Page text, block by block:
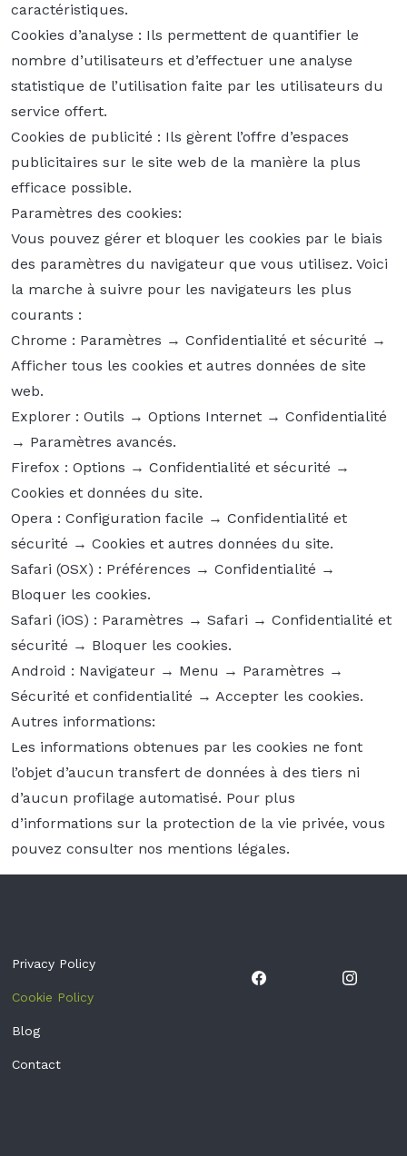
caractéristiques.
Cookies d’analyse : Ils permettent de quantifier le
nombre d’utilisateurs et d’effectuer une analyse
statistique de l’utilisation faite par les utilisateurs du
service offert.
Cookies de publicité : Ils gèrent l’offre d’espaces
publicitaires sur le site web de la manière la plus
efficace possible.
Paramètres des cookies:
Vous pouvez gérer et bloquer les cookies par le biais
des paramètres du navigateur que vous utilisez. Voici
la marche à suivre pour les navigateurs les plus
courants :
Chrome : Paramètres → Confidentialité et sécurité →
Afficher tous les cookies et autres données de site
web.
Explorer : Outils → Options Internet → Confidentialité
→ Paramètres avancés.
Firefox : Options → Confidentialité et sécurité →
Cookies et données du site.
Opera : Configuration facile → Confidentialité et
sécurité → Cookies et autres données du site.
Safari (OSX) : Préférences → Confidentialité →
Bloquer les cookies.
Safari (iOS) : Paramètres → Safari → Confidentialité et
sécurité → Bloquer les cookies.
Android : Navigateur → Menu → Paramètres →
Sécurité et confidentialité → Accepter les cookies.
Autres informations:
Les informations obtenues par les cookies ne font
l’objet d’aucun transfert de données à des tiers ni
d’aucun profilage automatisé. Pour plus
d’informations sur la protection de la vie privée, vous
pouvez consulter nos mentions légales.
Privacy Policy
Cookie Policy
Blog
Contact